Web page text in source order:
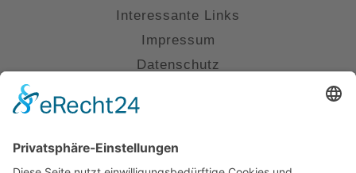
Interessante Links
Impressum
Datenschutz
info@kanzlei-smannheim.de